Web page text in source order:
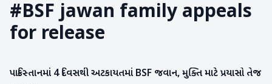
#BSF jawan family appeals
for release
રાષ્ટ્રીય
પાકિસ્તાનમાં 4 દિવસથી અટકાયતમાં BSF જવાન, મુક્તિ માટે પ્રયાસો તેજ